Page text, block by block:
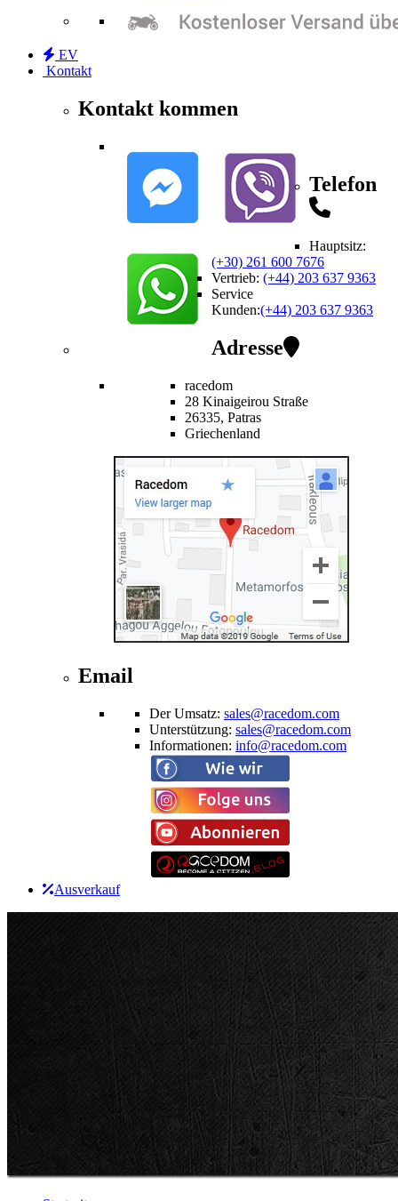
EV
Kontakt
Kontakt kommen
Telefon
Hauptsitz:
(+30) 261 600 7676
Vertrieb: (+44) 203 637 9363
Service
Kunden:(+44) 203 637 9363
Adresse
racedom
28 Kinaigeirou Straße
26335, Patras
Griechenland
Email
Der Umsatz: sales@racedom.com
Unterstützung: sales@racedom.com
Informationen: info@racedom.com
Ausverkauf